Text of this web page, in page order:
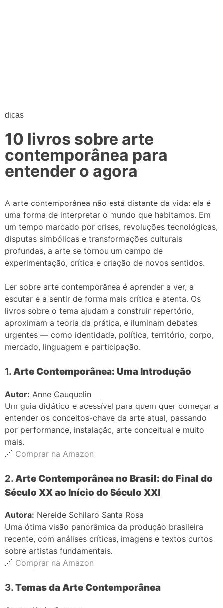
dicas
10 livros sobre arte
contemporânea para
entender o agora
A arte contemporânea não está distante da vida: ela é
uma forma de interpretar o mundo que habitamos. Em
um tempo marcado por crises, revoluções tecnológicas,
disputas simbólicas e transformações culturais
profundas, a arte se tornou um campo de
experimentação, crítica e criação de novos sentidos.
Ler sobre arte contemporânea é aprender a ver, a
escutar e a sentir de forma mais crítica e atenta. Os
livros sobre o tema ajudam a construir repertório,
aproximam a teoria da prática, e iluminam debates
urgentes — como identidade, política, território, corpo,
mercado, linguagem e participação.
1.Arte Contemporânea: Uma Introdução
Autor: Anne Cauquelin
Um guia didático e acessível para quem quer começar a
entender os conceitos-chave da arte atual, passando
por performance, instalação, arte conceitual e muito
mais.
🔗 Comprar na Amazon
2.Arte Contemporânea no Brasil: do Final do
Século XX ao Início do Século XXI
Autora: Nereide Schilaro Santa Rosa
Uma ótima visão panorâmica da produção brasileira
recente, com análises críticas, imagens e textos curtos
sobre artistas fundamentais.
🔗 Comprar na Amazon
3.Temas da Arte Contemporânea